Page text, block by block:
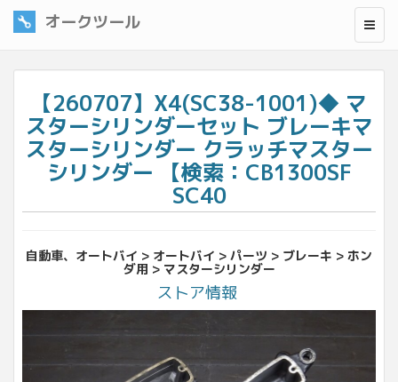
オークツール
【260707】X4(SC38-1001)◆ マ
スターシリンダーセット ブレーキマ
スターシリンダー クラッチマスター
シリンダー 【検索：CB1300SF
SC40
自動車、オートバイ > オートバイ > パーツ > ブレーキ > ホン
ダ用 > マスターシリンダー
ストア情報